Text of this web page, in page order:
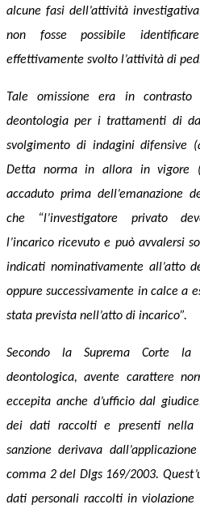
alcune fasi dell’attività investigativa
non fosse possibile
effettivamente svolto l’attività di
Tale omissione era in contrasto
deontologia per i trattamenti di
svolgimento di indagini difensive
Detta norma in allora in vigore
accaduto prima dell’emanazione
che
“l’investigatore privato
l’incarico ricevuto e può avvalersi
indicati nominativamente all’atto
oppure successivamente in calce a
stata prevista nell’atto di incarico”.
Secondo la Suprema Corte la
deontologica,avente carattere
eccepita anche d’ufficio dal
dei dati raccolti e presenti nella
sanzione derivava
comma 2 del Dlgs 169/2003.
dati personaliraccolti in